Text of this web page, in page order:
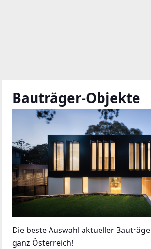
Bauträger-Objekte
Die beste Auswahl aktueller
ganz Österreich!